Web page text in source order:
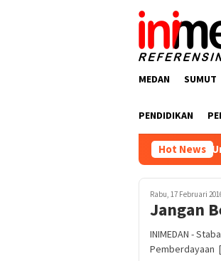
MEDAN SUMUT
PENDIDIKAN
Hot News
Polres Batu Bara Ungkap
Rabu, 17 Februari
Jangan
INIMEDAN -